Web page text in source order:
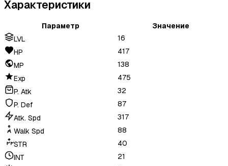
Характеристики
Параметр
Значение
LVL
16
HP
417
MP
138
Exp
475
P. Atk
32
P. Def
87
Atk. Spd
317
Walk Spd
88
STR
40
INT
21